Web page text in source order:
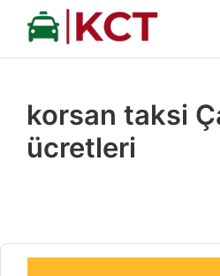
İçeriğe
korsan taksi
ücretleri